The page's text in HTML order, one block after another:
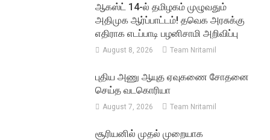
ஆகஸ்ட் 14-ல் தமிழகம் முழுவதும்
அதிமுக ஆர்ப்பாட்டம்! தவெக அரசுக்கு
எதிராக எடப்பாடி பழனிசாமி அறிவிப்பு
August 8, 2026 Team Nritamil
புதிய அணு ஆயுத ஏவுகணை சோதனை
செய்த வடகொரியா
August 7, 2026 Team Nritamil
சூரியனில் முதல் முறையாக